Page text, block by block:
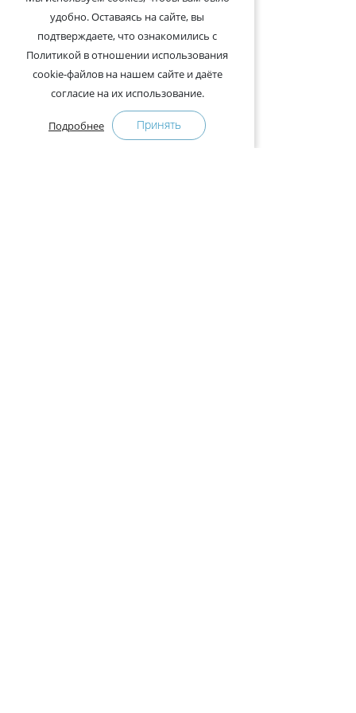
удобно. Оставаясь на сайте, вы
подтверждаете, что ознакомились с
Политикой в отношении использования
cookie-файлов на нашем сайте и даёте
согласие на их использование.
Подробнее Принять